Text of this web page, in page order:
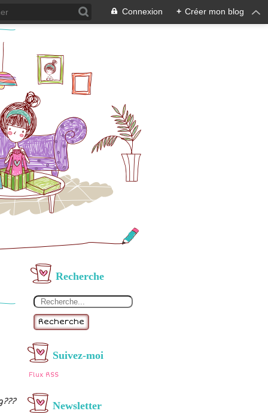
Connexion + Créer mon blog
Recherche
Recherche
Suivez-moi
Flux RSS
Newsletter